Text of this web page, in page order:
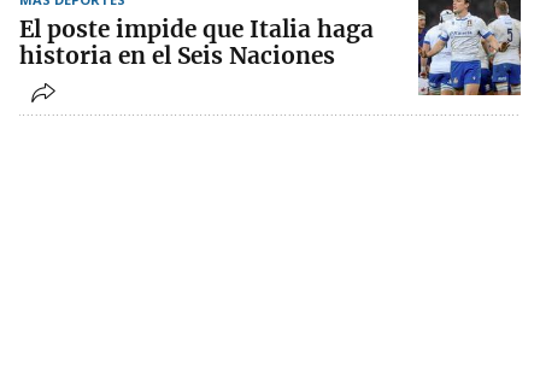
El poste impide que Italia haga
historia en el Seis Naciones